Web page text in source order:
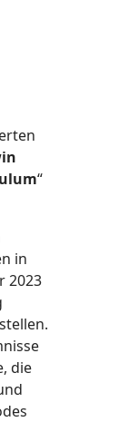
“
in
2023
die